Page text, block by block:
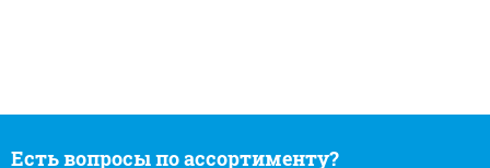
Есть вопросы по ассортименту?